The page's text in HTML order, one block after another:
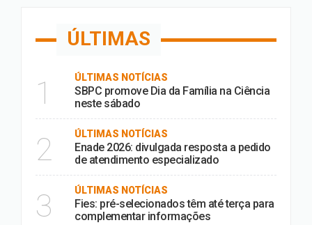
ÚLTIMAS
1 ÚLTIMAS NOTÍCIAS
SBPC promove Dia da Família na Ciência
neste sábado
2 ÚLTIMAS NOTÍCIAS
Enade 2026: divulgada resposta a pedido
de atendimento especializado
3 ÚLTIMAS NOTÍCIAS
Fies: pré-selecionados têm até terça para
complementar informações